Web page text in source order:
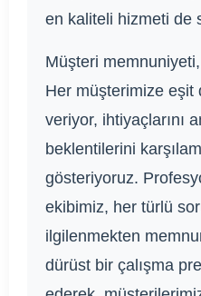
en kaliteli hizmeti de
Müşteri
Her müşterimize eşit
veriyor, ihtiyaçlarını
beklentilerini
gösteriyoruz.
ekibimiz, her türlü
ilgilenmekten
dürüst bir çalışma